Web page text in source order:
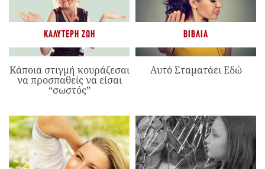
ΚΑΛΎΤΕΡΗ ΖΩΉ
Κάποια στιγμή κουράζεσαι
να προσπαθείς να είσαι
“σωστός”
ΒΙΒΛΊΑ
Αυτό Σταματάει Εδώ